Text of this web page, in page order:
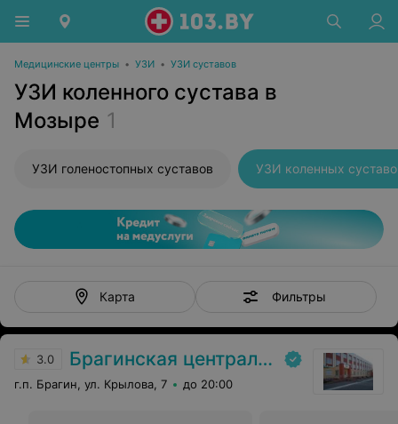
Медицинские центры • УЗИ • УЗИ суставов
УЗИ коленного сустава в
Мозыре 1
УЗИ голеностопных суставов УЗИ коленных
Карта Фильтры
3.0 Брагинская центральная районная больница
г.п. Брагин, ул. Крылова, 7 до 20:00